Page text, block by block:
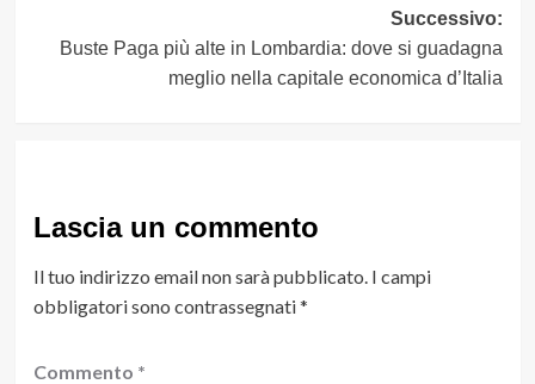
Successivo:
Buste Paga più alte in Lombardia: dove si guadagna
meglio nella capitale economica d’Italia
Lascia un commento
Il tuo indirizzo email non sarà pubblicato. I campi
obbligatori sono contrassegnati*
Commento *